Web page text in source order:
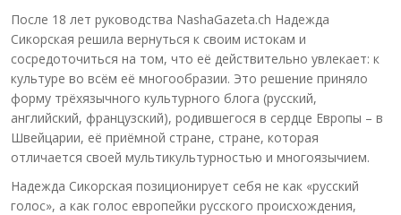
После 18 лет руководства NashaGazeta.ch Надежда
Сикорская решила вернуться к своим истокам и
сосредоточиться на том, что её действительно увлекает: к
культуре во всём её многообразии. Это решение приняло
форму трёхязычного культурного блога (русский,
английский, французский), родившегося в сердце Европы – в
Швейцарии, её приёмной стране, стране, которая
отличается своей мультикультурностью и многоязычием.
Надежда Сикорская позиционирует себя не как «русский
голос», а как голос европейки русского происхождения,